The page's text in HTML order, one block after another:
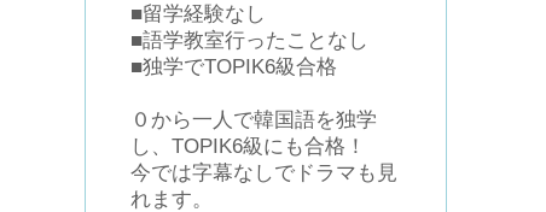
■留学経験なし
■語学教室行ったことなし
■独学でTOPIK6級合格
０から一人で韓国語を独学
し、TOPIK6級にも合格！
今では字幕なしでドラマも見
れます。